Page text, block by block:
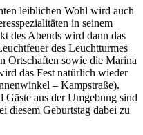
leiblichen Wohl wird auch
in seinem
des Abends wird dann das
des Leuchtturmes
Ortschaften sowie die Marina
das Fest natürlich wieder
– Kampstraße).
aus der Umgebung sind
diesem Geburtstag dabei zu